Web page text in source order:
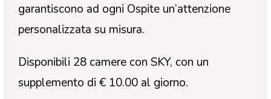
garantiscono ad ogni Ospite un’attenzione
personalizzata su misura.
Disponibili 28 camere con SKY, con un
supplemento di € 10.00 al giorno.